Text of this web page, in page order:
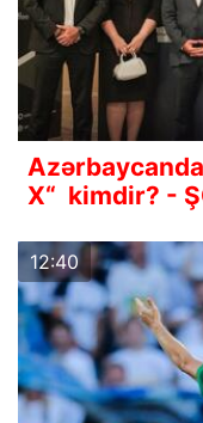
X“ kimdir? -
12:40